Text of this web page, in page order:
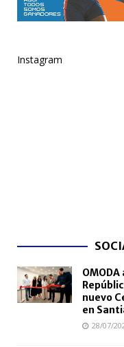
Instagram
nuevo
en
28/07/